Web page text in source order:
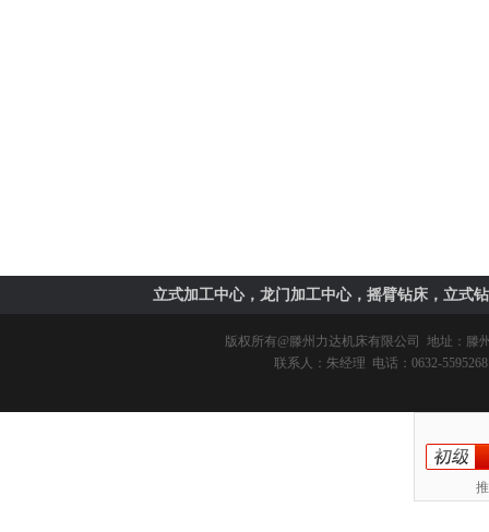
立式加工中心，龙门加工中心，摇臂钻床，立式
版权所有@滕州力达机床有限公司
地址：滕
联系人：朱经理 电话：0632-